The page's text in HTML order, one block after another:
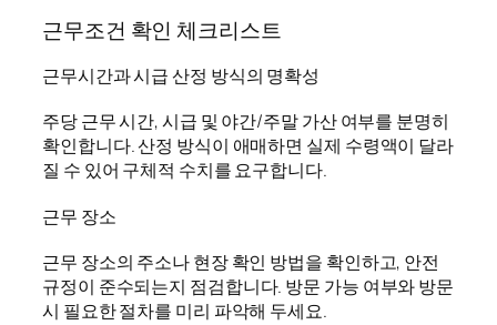
근무조건 확인 체크리스트
근무시간과 시급 산정 방식의 명확성
주당 근무 시간, 시급 및 야간/주말 가산 여부를 분명히
확인합니다. 산정 방식이 애매하면 실제 수령액이 달라
질 수 있어 구체적 수치를 요구합니다.
근무 장소
근무 장소의 주소나 현장 확인 방법을 확인하고, 안전
규정이 준수되는지 점검합니다. 방문 가능 여부와 방문
시 필요한 절차를 미리 파악해 두세요.